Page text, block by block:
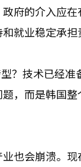
府的介入应
就业稳定承担
？技术已经
，而是韩国
也会崩溃。现